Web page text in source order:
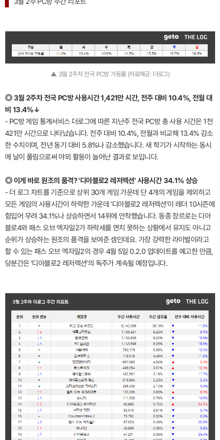
▲ 3월 2주차 전국 PC방 가동률 (자료제공: 더로그)
◎ 3월 2주차 전국 PC방 사용시간 1,421만 시간, 전주 대비 10.4%, 전월 대
비 13.4%↓
- PC방 게임 통계서비스 더로그에 따른 지난주 전국 PC방 총 사용 시간은 1천
421만 시간으로 나타났습니다. 전주 대비 10.4%, 전월과 비교해 13.4% 감소
한 수치이며, 전년 동기 대비 5.8%나 감소했습니다. 새 학기가 시작하는 동시
에 날이 풀림으로써 야외 활동이 늘어난 결과로 보입니다.
◎ 이게 바로 원조의 품격? '디아블로2 레저렉션' 사용시간 34.1% 상승
- 더 로그 차트를 기준으로 상위 30개 게임 가운데 단 4개의 게임을 제외하고
모든 게임의 사용시간이 하락한 가운데 '디아블로2 레저렉션'이 레더 10시즌에
힘입어 무려 34.1%나 상승하면서 14위에 안착했습니다. 동종 장르로는 디아
블로4와 패스 오브 엑자일2가 하락세를 면치 못하는 상황에서 유지도 아니고
순위가 상승하는 원조의 품격을 보여준 셈인데요. 가장 강력한 라이벌이라고
할 수 있는 패스 오브 엑자일2의 경우 4월 5일 0.2.0 업데이트를 예고한 만큼,
당분간은 '디아블로2 레저렉션'의 독주가 계속될 예정입니다.